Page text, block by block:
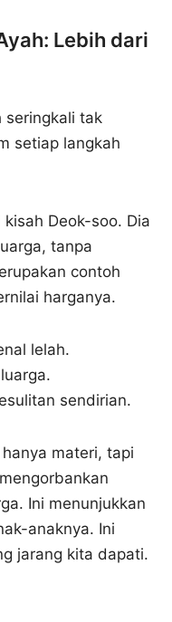
Lebih dari
seringkali tak
setiap langkah
Deok-soo. Dia
tanpa
contoh
harganya.
lelah.
sendirian.
materi, tapi
Ini menunjukkan
anaknya. Ini
jarang kita dapati.